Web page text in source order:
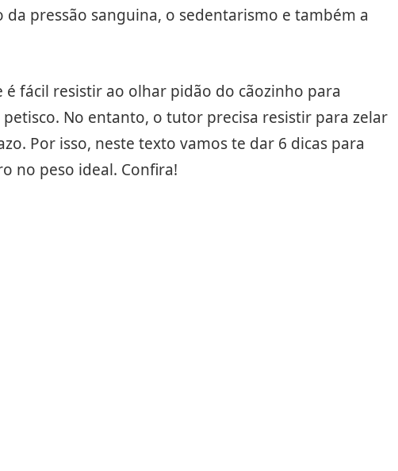
pressão sanguina, o sedentarismo e também a
é fácil resistir ao olhar pidão do cãozinho para
No entanto, o tutor precisa resistir para zelar
Por isso, neste texto vamos te dar 6 dicas para
no peso ideal. Confira!